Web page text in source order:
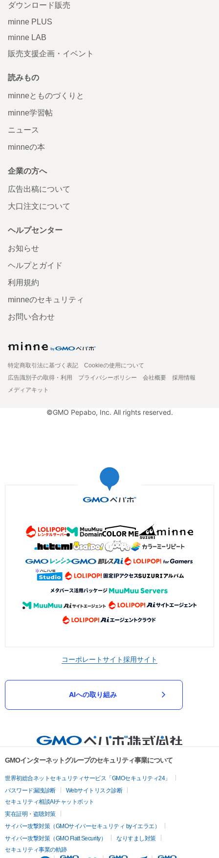
ダウンロード販売
minne PLUS
minne LAB
販売支援企画・イベント
読みもの
minneとものづくりと
minne学習帖
ニュース
minneの本
企業の方へ
広告出稿について
大口注文について
ヘルプセンター
お知らせ
ヘルプとガイド
利用規約
minneのセキュリティ
お問い合わせ
特定商取引法に基づく表記
Cookieの使用について
広告識別子の取得・利用
プライバシーポリシー 会社概要
採用情報
メディアキット
©GMO Pepabo, Inc. All rights reserved.
コーポレートサイト採用サイト
AIへの取り組み
GMOインターネットグループのセキュリティ事業について
世界初総合ネットセキュリティサービス「GMOセキュリティ24」
パスワード漏洩診断
Webサイトリスク診断
セキュリティ相談AIチャットボット
実在証明・盗聴対策
サイバー攻撃対策（GMOサイバーセキュリティ byイエラエ）
サイバー攻撃対策（GMO Flatt Security）
なりすまし対策
セキュリティ事業の軌跡